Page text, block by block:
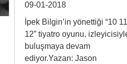
09-01-2018
İpek Bilgin’in yönettiği “10
12” tiyatro oyunu,
buluşmaya devam
ediyor.Yazan: Jason